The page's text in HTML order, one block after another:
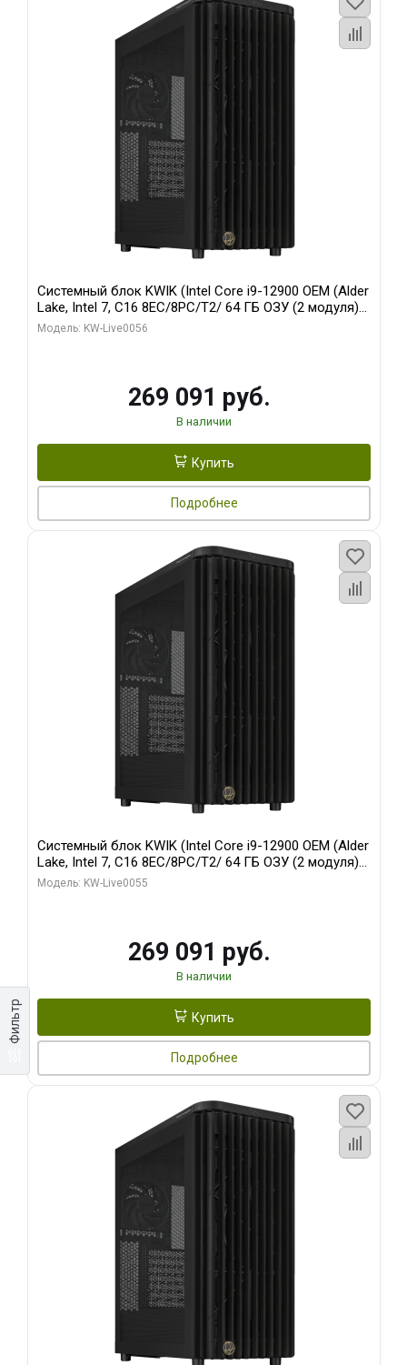
Фильтр
Системный блок KWIK (Intel Core i9-12900 OEM (Alder
Lake, Intel 7, C16 8EC/8PC/T2/ 64 ГБ ОЗУ (2 модуля)/
Palit RTX5080 INFINITY 3 OC 16GB GDDR7 256bit 3xDP
Модель: KW-Live0056
269 091 руб.
В наличии
Купить
Подробнее
Системный блок KWIK (Intel Core i9-12900 OEM (Alder
Lake, Intel 7, C16 8EC/8PC/T2/ 64 ГБ ОЗУ (2 модуля)/
MSI RTX5080 SHADOW 3X OC 16GB GDDR7 256bit 3xDP
Модель: KW-Live0055
269 091 руб.
В наличии
Купить
Подробнее